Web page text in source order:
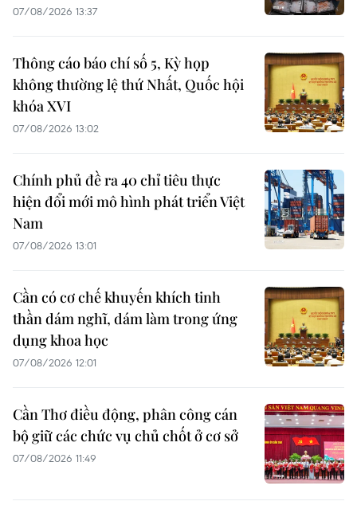
07/08/2026 13:37
Thông cáo báo chí số 5, Kỳ họp
không thường lệ thứ Nhất, Quốc hội
khóa XVI
07/08/2026 13:02
Chính phủ đề ra 40 chỉ tiêu thực
hiện đổi mới mô hình phát triển Việt
Nam
07/08/2026 13:01
Cần có cơ chế khuyến khích tinh
thần dám nghĩ, dám làm trong ứng
dụng khoa học
07/08/2026 12:01
Cần Thơ điều động, phân công cán
bộ giữ các chức vụ chủ chốt ở cơ sở
07/08/2026 11:49